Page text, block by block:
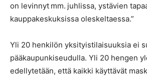
on levinnyt mm. juhlissa, ystävien
kauppakeskuksissa oleskeltaessa.”
Yli 20 henkilön yksityistilaisuuksia ei
pääkaupunkiseudulla. Yli 20 hengen
edellytetään, että kaikki käyttävät